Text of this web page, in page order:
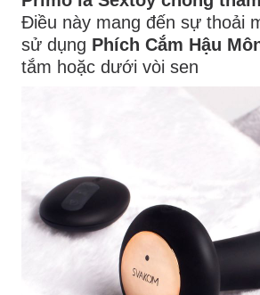
Điều này mang đến sự thoải
sử dụng Phích Cắm Hậu
tắm hoặc dưới vòi sen